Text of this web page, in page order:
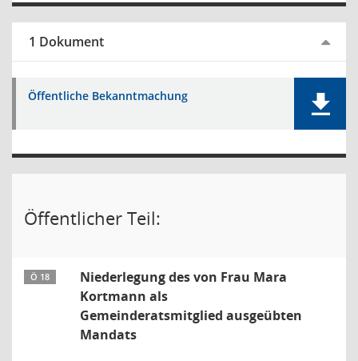
1 Dokument
Öffentliche Bekanntmachung
Öffentlicher Teil:
Ö 18
Niederlegung des von Frau Mara
Kortmann als
Gemeinderatsmitglied ausgeübten
Mandats